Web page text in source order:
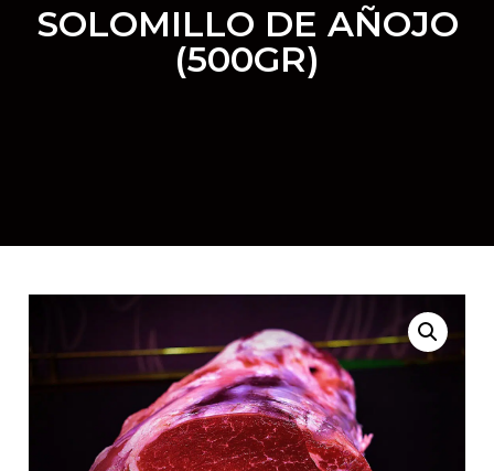
SOLOMILLO DE AÑOJO
(500GR)